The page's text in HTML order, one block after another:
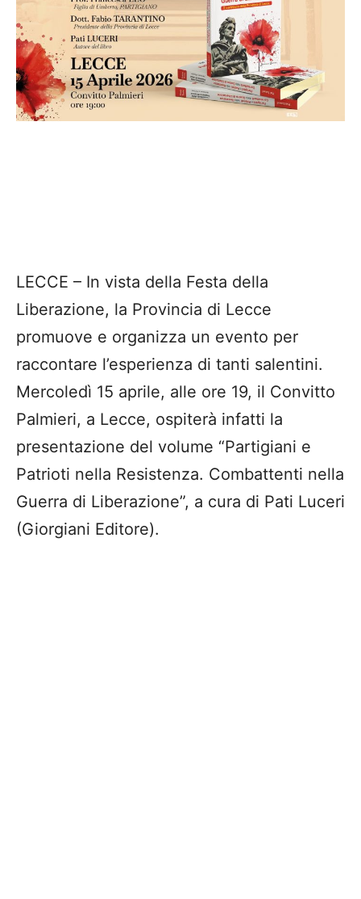
LECCE – In vista della Festa della
Liberazione, la Provincia di Lecce
promuove e organizza un evento per
raccontare l’esperienza di tanti salentini.
Mercoledì 15 aprile, alle ore 19, il Convitto
Palmieri, a Lecce, ospiterà infatti la
presentazione del volume “Partigiani e
Patrioti nella Resistenza. Combattenti nella
Guerra di Liberazione”, a cura di Pati Luceri
(Giorgiani Editore).